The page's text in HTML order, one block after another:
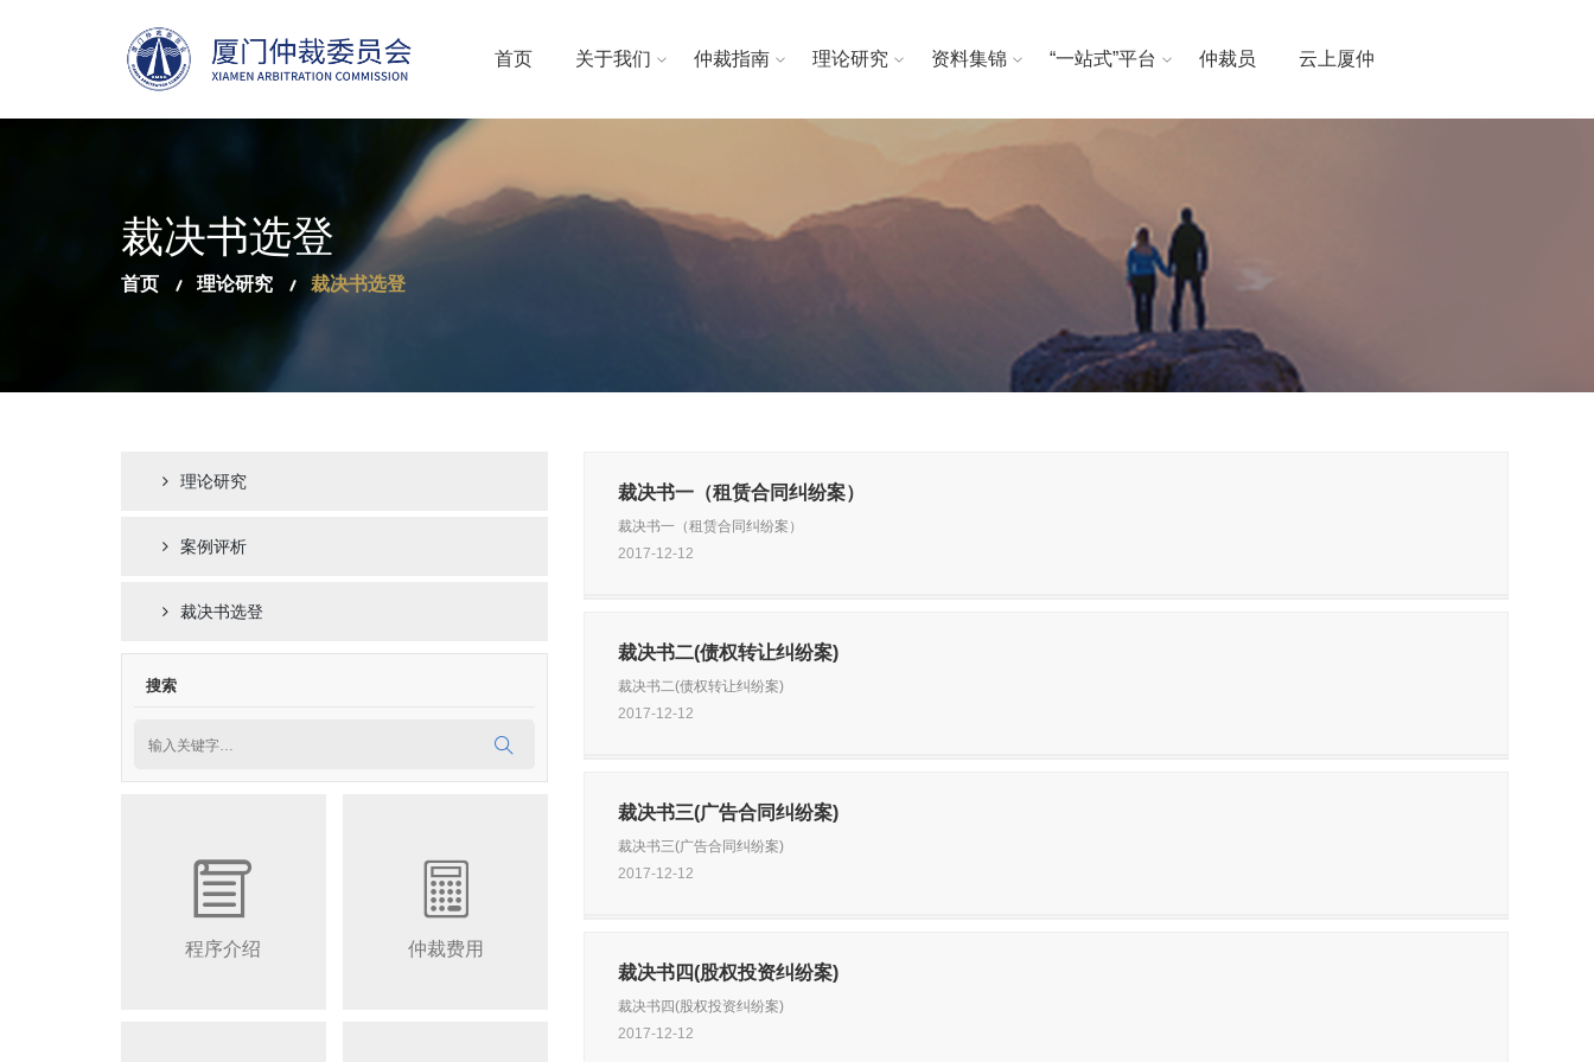
首页 关于我们 仲裁指南 理论研究 资料集锦 “一站式”平台 仲裁员 云上厦仲
裁决书选登
首页 理论研究 裁决书选登
理论研究
案例评析
裁决书选登
搜索

程序介绍

仲裁费用
裁决书一（租赁合同纠纷案）
裁决书一（租赁合同纠纷案）
2017-12-12
裁决书二(债权转让纠纷案)
裁决书二(债权转让纠纷案)
2017-12-12
裁决书三(广告合同纠纷案)
裁决书三(广告合同纠纷案)
2017-12-12
裁决书四(股权投资纠纷案)
裁决书四(股权投资纠纷案)
2017-12-12